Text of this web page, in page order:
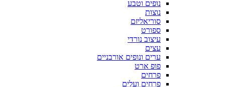
נופים וטבע
נוצות
סוריאליזם
ספורט
עיצוב נורדי
עצים
ערים ונופים אורבניים
פופ ארט
פרחים
פרחים ועלים